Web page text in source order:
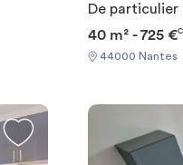
De
40 m² - 725 €
44000 Nantes